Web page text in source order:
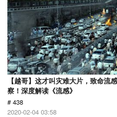
【越哥】这才叫灾难大片，致命流
察！深度解读《流感》
# 438
2020-02-04 03:58